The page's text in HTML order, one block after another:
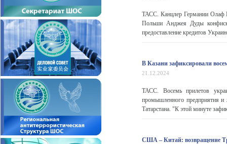
ТАСС. Канцлер Германии Олаф
Польши Анджея Дуды
предоставление кредитов
В Казани зафиксировали
21.12.2024
ТАСС. Восемь прилетов
промышленного предприятия
Татарстана. "К этой минуте
США – Китай: возвращение